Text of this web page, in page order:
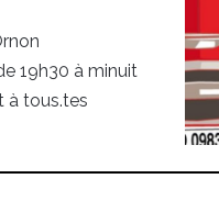
19h30 à minuit
à tous.tes